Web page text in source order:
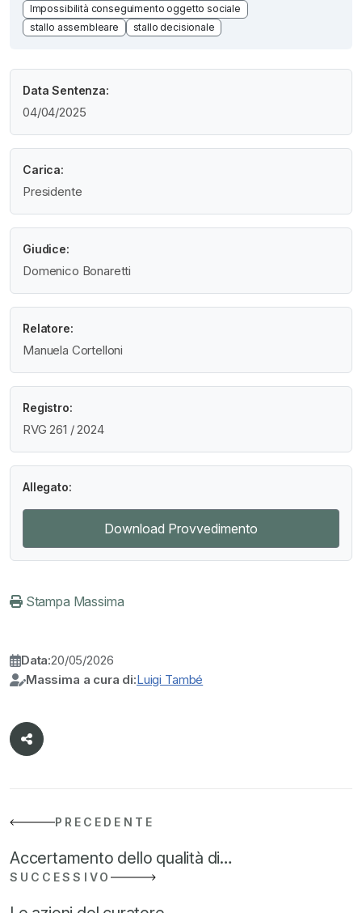
Impossibilità conseguimento oggetto sociale
stallo assembleare
stallo decisionale
Data Sentenza:
04/04/2025
Carica:
Presidente
Giudice:
Domenico Bonaretti
Relatore:
Manuela Cortelloni
Registro:
RVG 261 / 2024
Allegato:
Download Provvedimento
Stampa Massima
Data:20/05/2026
Massima a cura di:Luigi També
PRECEDENTE
Accertamento dello qualità di…
SUCCESSIVO